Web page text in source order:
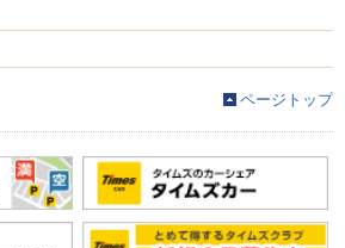
ページトップ